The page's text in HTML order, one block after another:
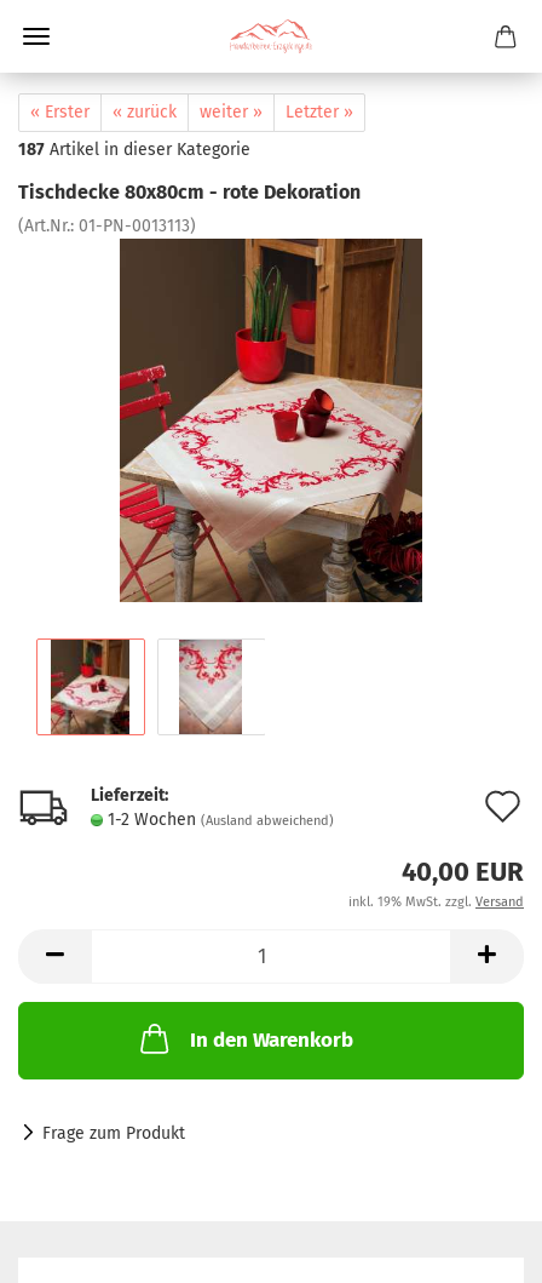
« Erster « zurück weiter »
Letzter »
187 Artikel in dieser Kategorie
Tischdecke 80x80cm - rote Dekoration
(Art.Nr.: 01-PN-0013113)
Lieferzeit:
1-2 Wochen (Ausland abweichend)
40,00 EUR
inkl. 19% MwSt. zzgl. Versand
In den Warenkorb
Frage zum Produkt